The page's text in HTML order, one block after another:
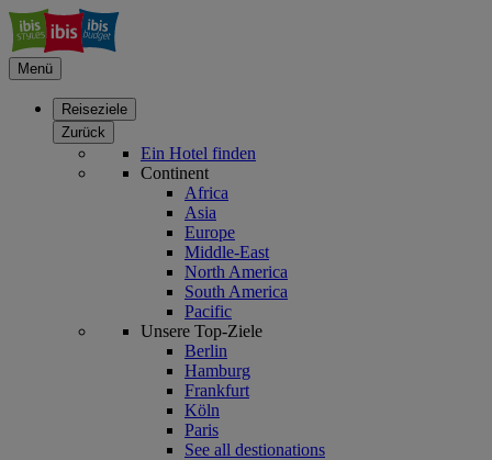
Menü
Reiseziele
Zurück
Ein Hotel finden
Continent
Africa
Asia
Europe
Middle-East
North America
South America
Pacific
Unsere Top-Ziele
Berlin
Hamburg
Frankfurt
Köln
Paris
See all destionations